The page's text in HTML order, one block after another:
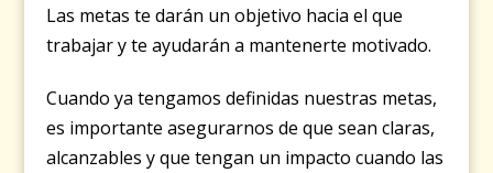
Las metas te darán un objetivo hacia el que
trabajar y te ayudarán a mantenerte motivado.
Cuando ya tengamos definidas nuestras metas,
es importante asegurarnos de que sean claras,
alcanzables y que tengan un impacto cuando las